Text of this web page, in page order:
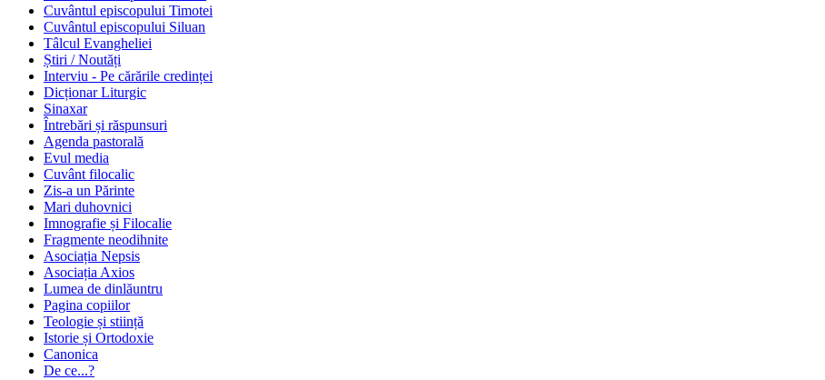
Cuvântul episcopului Timotei
Cuvântul episcopului Siluan
Tâlcul Evangheliei
Știri / Noutăți
Interviu - Pe cărările credinței
Dicționar Liturgic
Sinaxar
Întrebări și răspunsuri
Agenda pastorală
Evul media
Cuvânt filocalic
Zis-a un Părinte
Mari duhovnici
Imnografie și Filocalie
Fragmente neodihnite
Asociația Nepsis
Asociația Axios
Lumea de dinlăuntru
Pagina copiilor
Teologie și stiință
Istorie și Ortodoxie
Canonica
De ce...?